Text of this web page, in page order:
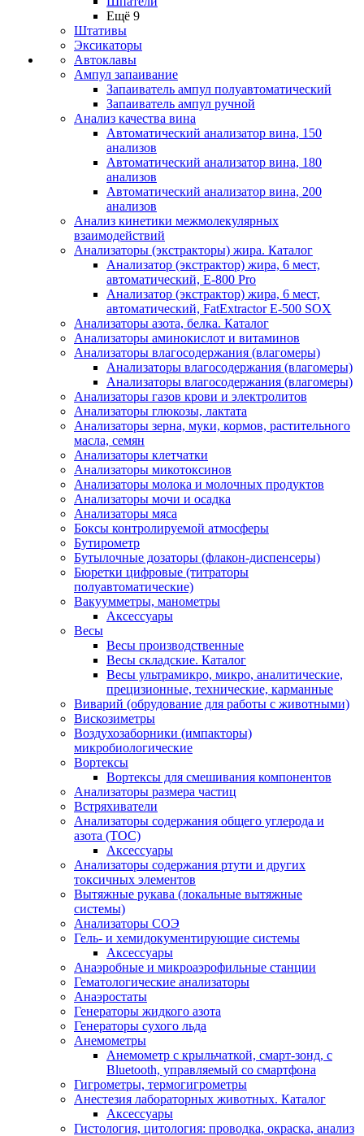
Ещё 9
Штативы
Эксикаторы
Автоклавы
Ампул запаивание
Запаиватель ампул полуавтоматический
Запаиватель ампул ручной
Анализ качества вина
Автоматический анализатор вина, 150
анализов
Автоматический анализатор вина, 180
анализов
Автоматический анализатор вина, 200
анализов
Анализ кинетики межмолекулярных
взаимодействий
Анализаторы (экстракторы) жира. Каталог
Анализатор (экстрактор) жира, 6 мест,
автоматический, E-800 Pro
Анализатор (экстрактор) жира, 6 мест,
автоматический, FatExtractor E-500 SOX
Анализаторы азота, белка. Каталог
Анализаторы аминокислот и витаминов
Анализаторы влагосодержания (влагомеры)
Анализаторы влагосодержания (влагомеры)
Анализаторы влагосодержания (влагомеры)
Анализаторы газов крови и электролитов
Анализаторы глюкозы, лактата
Анализаторы зерна, муки, кормов, растительного
масла, семян
Анализаторы клетчатки
Анализаторы микотоксинов
Анализаторы молока и молочных продуктов
Анализаторы мочи и осадка
Анализаторы мяса
Боксы контролируемой атмосферы
Бутирометр
Бутылочные дозаторы (флакон-диспенсеры)
Бюретки цифровые (титраторы
полуавтоматические)
Вакуумметры, манометры
Аксессуары
Весы
Весы производственные
Весы складские. Каталог
Весы ультрамикро, микро, аналитические,
прецизионные, технические, карманные
Виварий (обрудование для работы с животными)
Вискозиметры
Воздухозаборники (импакторы)
микробиологические
Вортексы
Вортексы для смешивания компонентов
Анализаторы размера частиц
Встряхиватели
Анализаторы содержания общего углерода и
азота (ТОС)
Аксессуары
Анализаторы содержания ртути и других
токсичных элементов
Вытяжные рукава (локальные вытяжные
системы)
Анализаторы СОЭ
Гель- и хемидокументирующие системы
Аксессуары
Анаэробные и микроаэрофильные станции
Гематологические анализаторы
Анаэростаты
Генераторы жидкого азота
Генераторы сухого льда
Анемометры
Анемометр с крыльчаткой, смарт-зонд, с
Bluetooth, управляемый со смартфона
Гигрометры, термогигрометры
Анестезия лабораторных животных. Каталог
Аксессуары
Гистология, цитология: проводка, окраска, анализ